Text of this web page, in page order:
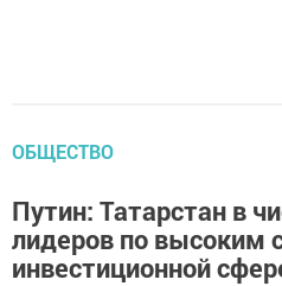
ОБЩЕСТВО
Путин: Татарстан в
лидеров по высоким
инвестиционной